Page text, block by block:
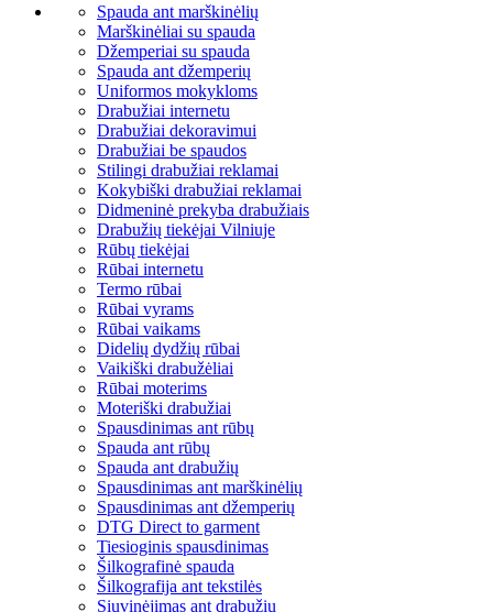
Spauda ant marškinėlių
Marškinėliai su spauda
Džemperiai su spauda
Spauda ant džemperių
Uniformos mokykloms
Drabužiai internetu
Drabužiai dekoravimui
Drabužiai be spaudos
Stilingi drabužiai reklamai
Kokybiški drabužiai reklamai
Didmeninė prekyba drabužiais
Drabužių tiekėjai Vilniuje
Rūbų tiekėjai
Rūbai internetu
Termo rūbai
Rūbai vyrams
Rūbai vaikams
Didelių dydžių rūbai
Vaikiški drabužėliai
Rūbai moterims
Moteriški drabužiai
Spausdinimas ant rūbų
Spauda ant rūbų
Spauda ant drabužių
Spausdinimas ant marškinėlių
Spausdinimas ant džemperių
DTG Direct to garment
Tiesioginis spausdinimas
Šilkografinė spauda
Šilkografija ant tekstilės
Siuvinėjimas ant drabužių